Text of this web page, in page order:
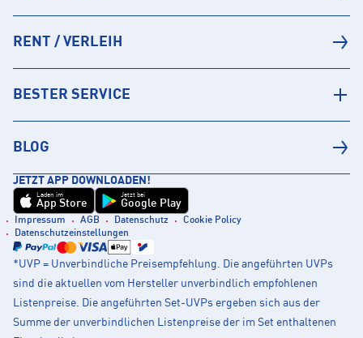
RENT / VERLEIH
BESTER SERVICE
BLOG
JETZT APP DOWNLOADEN!
Laden im
App Store
Jetzt bei
Google Play
Impressum AGB Datenschutz
Cookie Policy
Datenschutzeinstellungen
*UVP = Unverbindliche Preisempfehlung. Die angeführten UVPs
sind die aktuellen vom Hersteller unverbindlich empfohlenen
Listenpreise. Die angeführten Set-UVPs ergeben sich aus der
Summe der unverbindlichen Listenpreise der im Set enthaltenen